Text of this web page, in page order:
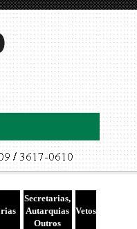
Secretarias,
Autarquias
Outros
Vetos